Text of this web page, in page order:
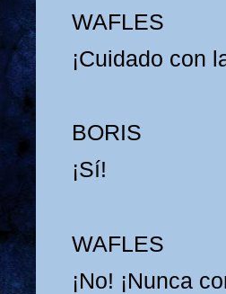
WAFLES
¡Cuidado con
BORIS
¡Sí!
WAFLES
¡No! ¡Nunca